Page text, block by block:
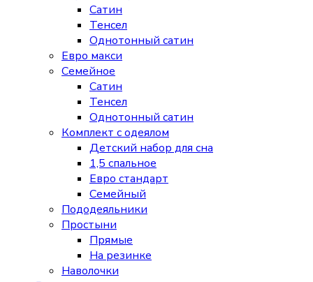
Сатин
Тенсел
Однотонный сатин
Евро макси
Семейное
Сатин
Тенсел
Однотонный сатин
Комплект с одеялом
Детский набор для сна
1,5 спальное
Евро стандарт
Семейный
Пододеяльники
Простыни
Прямые
На резинке
Наволочки